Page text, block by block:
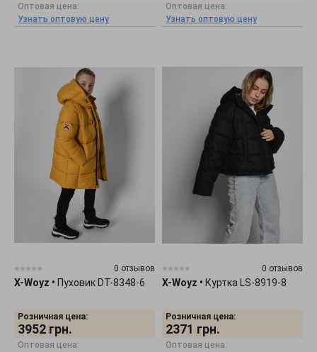
Оптовая цена:
Узнать оптовую цену
Оптовая цена:
Узнать оптовую цену
0 отзывов
X-Woyz • Пуховик DT-8348-6
Розничная цена:
3952 грн.
Оптовая цена:
0 отзывов
X-Woyz • Куртка LS-8919-8
Розничная цена:
2371 грн.
Оптовая цена: